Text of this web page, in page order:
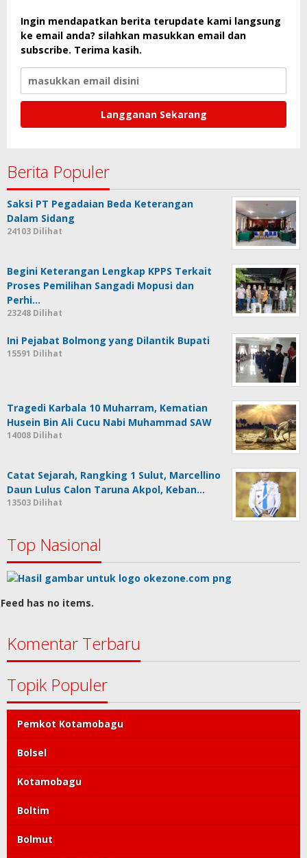
Ingin mendapatkan berita terupdate kami langsung
ke email anda? silahkan masukkan email dan
subscribe. Terima kasih.
Berita Populer
Saksi PT Pegadaian Beda Keterangan
Dalam Sidang
24103 Dilihat
Begini Keterangan Lengkap KPPS Terkait
Proses Pemilihan Sangadi Mopusi dan
Perhi…
23248 Dilihat
Ini Pejabat Bolmong yang Dilantik Bupati
15591 Dilihat
Tragedi Karbala 10 Muharram, Kematian
Husein Bin Ali Cucu Nabi Muhammad SAW
14008 Dilihat
Catat Sejarah, Rangking 1 Sulut, Marcellino
Daun Lulus Calon Taruna Akpol, Keban…
13503 Dilihat
Top Nasional
Feed has no items.
Komentar Terbaru
Topik Populer
Pemkot Kotamobagu
Bolsel
Kotamobagu
Boltim
Bolmut